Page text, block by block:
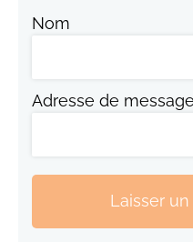
Nom
Adresse de
Laisser